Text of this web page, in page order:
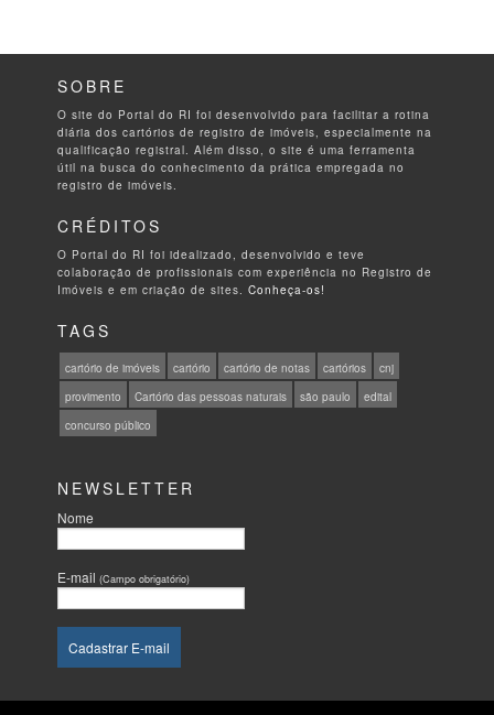
SOBRE
O site do Portal do RI foi desenvolvido para facilitar a rotina
diária dos cartórios de registro de imóveis, especialmente na
qualificação registral. Além disso, o site é uma ferramenta
útil na busca do conhecimento da prática empregada no
registro de imóveis.
CRÉDITOS
O Portal do RI foi idealizado, desenvolvido e teve
colaboração de profissionais com experiência no Registro de
Imóveis e em criação de sites.Conheça-os!
TAGS
cartório de imóveis cartório cartório de notas cartórios
cnj
provimento
Cartório das pessoas naturais são paulo
edital
concurso público
NEWSLETTER
Nome
E-mail(Campo obrigatório)